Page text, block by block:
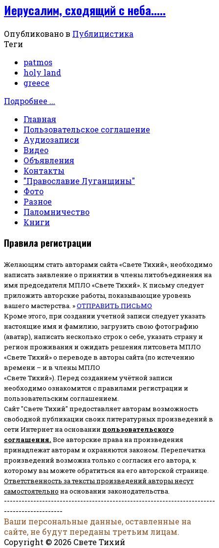
Иерусалим, сходящий с неба.....
Опубликовано в Публицистика
Теги
patmos
holy land
greece
Подробнее ...
Главная
Пользовательское соглашение
Аудиозаписи
Видео
Объявления
Контакты
"Православие Луганщины"
Фото
Разное
Паломничество
Книги
Правила регистрации
Желающим стать авторами сайта «Свете Тихий», необходимо
написать заявление о принятии в члены литобъединения на
имя председателя МПЛО «Свете Тихий». К письму следует
приложить авторские работы, показывающие уровень
вашего мастерства. »ОТПРАВИТЬ ПИСЬМО
Кроме этого, при создании учетной записи следует указать
настоящие имя и фамилию, загрузить свою фотографию
(аватар), написать несколько строк о себе, указать страну и
регион проживания и ожидать решения литсовета МПЛО
«Свете Тихий» о переводе в авторы сайта (по истечению
времени – и в члены МПЛО
«Свете Тихий»). Перед созданием учётной записи
необходимо ознакомится с правилами регистрации и
пользовательским соглашением.
Сайт "Свете Тихий" предоставляет авторам возможность
свободной публикации своих литературных произведений в
сети Интернет на основании пользовательского
соглашения. Все авторские права на произведения
принадлежат авторам и охраняются законом. Перепечатка
произведений возможна только с согласия его автора, к
которому вы можете обратиться на его авторской странице.
Ответственность за тексты произведений авторы несут
самостоятельно на основании законодательства.
------------------------------------------------------------------------
--------------------
Ваши персональные данные, оставленные на
сайте, не будут переданы третьим лицам.
Copyright © 2026 Свете Тихий